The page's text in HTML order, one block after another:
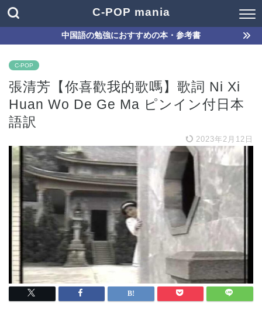
C-POP mania
中国語の勉強におすすめの本・参考書
C-POP
張清芳【你喜歡我的歌嗎】歌詞 Ni Xi
Huan Wo De Ge Ma ピンイン付日本
語訳
2023年2月12日